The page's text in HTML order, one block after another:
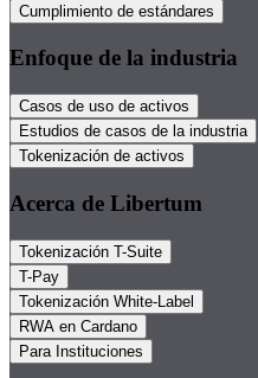
Cumplimiento de estándares
Enfoque de la industria
Casos de uso de activos
Estudios de casos de la industria
Tokenización de activos
Acerca de Libertum
Tokenización T-Suite
T-Pay
Tokenización White-Label
RWA en Cardano
Para Instituciones